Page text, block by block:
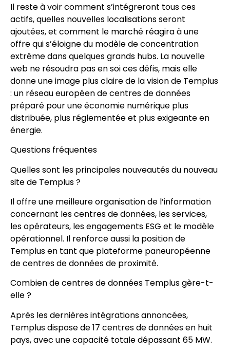
Il reste à voir comment s’intégreront tous ces
actifs, quelles nouvelles localisations seront
ajoutées, et comment le marché réagira à une
offre qui s’éloigne du modèle de concentration
extrême dans quelques grands hubs. La nouvelle
web ne résoudra pas en soi ces défis, mais elle
donne une image plus claire de la vision de Templus
: un réseau européen de centres de données
préparé pour une économie numérique plus
distribuée, plus réglementée et plus exigeante en
énergie.
Questions fréquentes
Quelles sont les principales nouveautés du nouveau
site de Templus ?
Il offre une meilleure organisation de l’information
concernant les centres de données, les services,
les opérateurs, les engagements ESG et le modèle
opérationnel. Il renforce aussi la position de
Templus en tant que plateforme paneuropéenne
de centres de données de proximité.
Combien de centres de données Templus gère-t-
elle ?
Après les dernières intégrations annoncées,
Templus dispose de 17 centres de données en huit
pays, avec une capacité totale dépassant 65 MW.